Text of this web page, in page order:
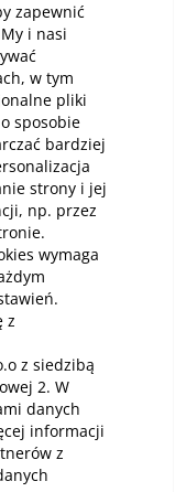
73
zapewnić
i nasi
w tym
pliki
sposobie
bardziej
strony i jej
np. przez
wymaga
z
z siedzibą
2. W
danych
informacji
z